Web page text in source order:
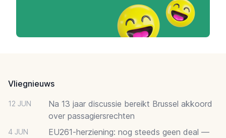
Vliegnieuws
12 JUN
Na 13 jaar discussie bereikt Brussel akkoord
over passagiersrechten
4 JUN
EU261-herziening: nog steeds geen deal —